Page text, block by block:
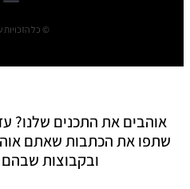
© כל הזכויות
אוהבים את התכנים שלנו?
שתפו את הכתבות שאתם
ובקבוצות שבהם